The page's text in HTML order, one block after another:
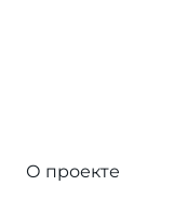
О проекте